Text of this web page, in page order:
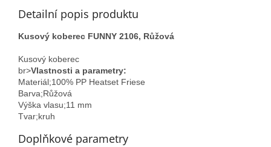
Detailní popis produktu
Kusový koberec FUNNY 2106, Růžová
Kusový koberec
br>Vlastnosti a parametry:
Materiál;100% PP Heatset Friese
Barva;Růžová
Výška vlasu;11 mm
Tvar;kruh
Doplňkové parametry